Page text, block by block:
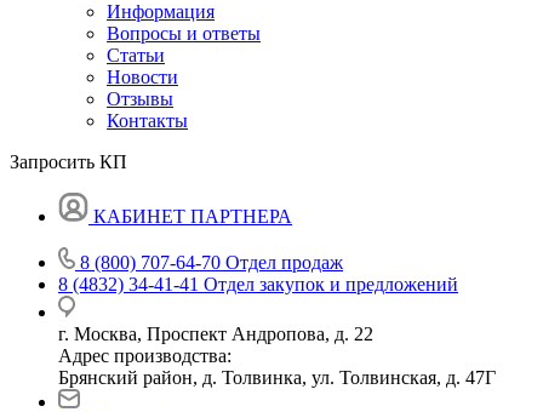
Информация
Вопросы и ответы
Статьи
Новости
Отзывы
Контакты
Запросить КП
КАБИНЕТ ПАРТНЕРА
8 (800) 707-64-70 Отдел продаж
8 (4832) 34-41-41 Отдел закупок и предложений
г. Москва, Проспект Андропова, д. 22
Адрес производства:
Брянский район, д. Толвинка, ул. Толвинская, д. 47Г